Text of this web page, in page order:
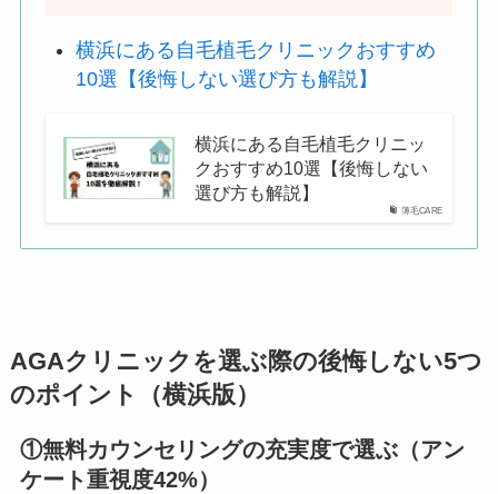
横浜にある自毛植毛クリニックおすすめ
10選【後悔しない選び方も解説】
薄毛CARE
横浜にある自毛植毛クリニッ
クおすすめ10選【後悔しない
選び方も解説】
AGAクリニックを選ぶ際の後悔しない5つ
のポイント（横浜版）
①無料カウンセリングの充実度で選ぶ（アン
ケート重視度42%）